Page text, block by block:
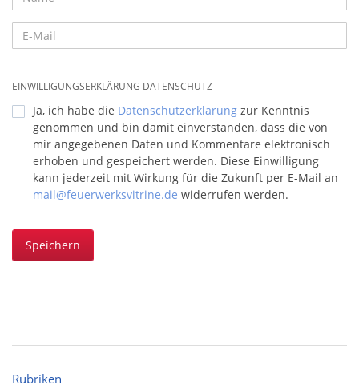
EINWILLIGUNGSERKLÄRUNG DATENSCHUTZ
Ja, ich habe die Datenschutzerklärung zur Kenntnis
genommen und bin damit einverstanden, dass die von
mir angegebenen Daten und Kommentare elektronisch
erhoben und gespeichert werden. Diese Einwilligung
kann jederzeit mit Wirkung für die Zukunft per E-Mail an
mail@feuerwerksvitrine.de widerrufen werden.
Speichern
Rubriken